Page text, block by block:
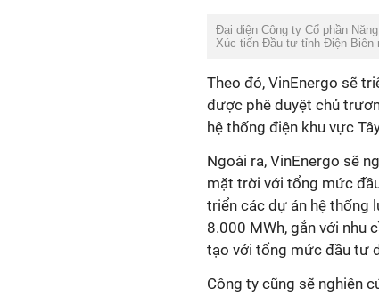
Đại diện Công ty Cổ phần
Xúc tiến Đầu tư tỉnh Điện Biên
Theo đó, VinEnergo sẽ
được phê duyệt chủ
hệ thống điện khu vực
Ngoài ra, VinEnergo sẽ
mặt trời với tổng mức
triển các dự án hệ thống
8.000 MWh, gắn với nhu
tạo với tổng mức đầu tư
Công ty cũng sẽ nghiên